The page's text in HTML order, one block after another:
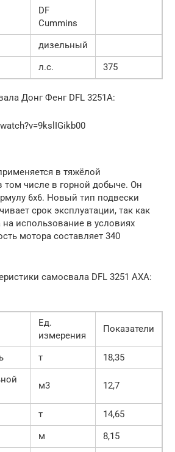
DF
Cummins
дизельный
л.с. 375
Донг Фенг DFL 3251A:
в тяжёлой
числе в горной добыче. Он
6х6. Новый тип подвески
срок эксплуатации, так как
использование в условиях
мотора составляет 340
самосвала DFL 3251 AXA:
Ед.
измерения
Показатели
т
18,35
м3 12,7
т
14,65
м
8,15